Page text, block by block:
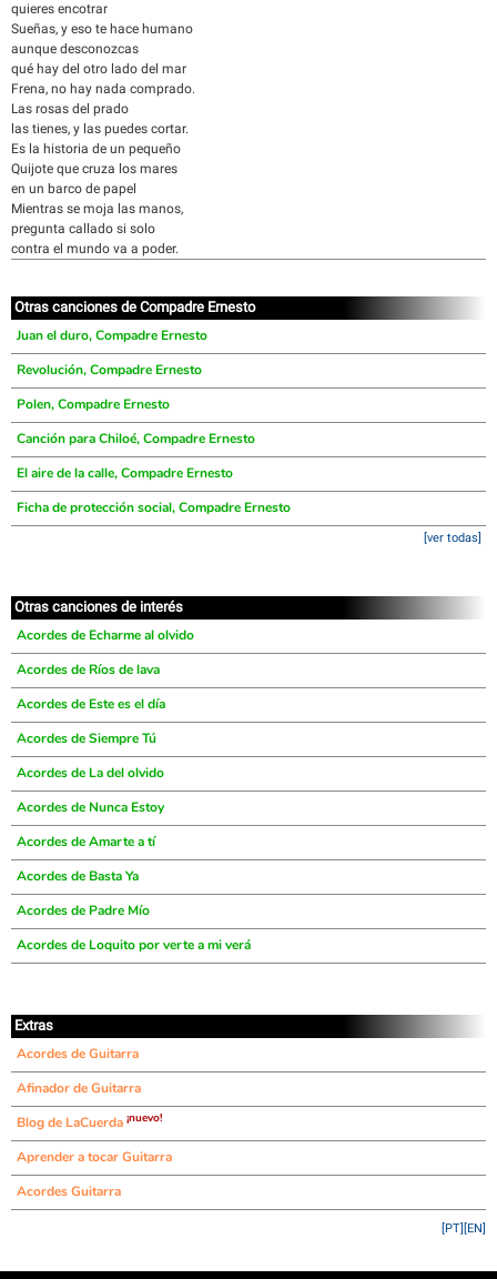
quieres encotrar
Sueñas, y eso te hace humano
aunque desconozcas
qué hay del otro lado del mar
Frena, no hay nada comprado.
Las rosas del prado
las tienes, y las puedes cortar.
Es la historia de un pequeño
Quijote que cruza los mares
en un barco de papel
Mientras se moja las manos,
pregunta callado si solo
contra el mundo va a poder.
Otras canciones de Compadre Ernesto
Juan el duro, Compadre Ernesto
Revolución, Compadre Ernesto
Polen, Compadre Ernesto
Canción para Chiloé, Compadre Ernesto
El aire de la calle, Compadre Ernesto
Ficha de protección social, Compadre Ernesto
[ver todas]
Otras canciones de interés
Acordes de Echarme al olvido
Acordes de Ríos de lava
Acordes de Este es el día
Acordes de Siempre Tú
Acordes de La del olvido
Acordes de Nunca Estoy
Acordes de Amarte a tí
Acordes de Basta Ya
Acordes de Padre Mío
Acordes de Loquito por verte a mi verá
Extras
Acordes de Guitarra
Afinador de Guitarra
Blog de LaCuerda ¡nuevo!
Aprender a tocar Guitarra
Acordes Guitarra
[EN]
[PT]